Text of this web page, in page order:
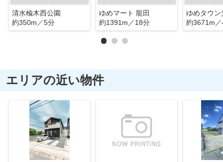
清水楡木西公園
約350m／5分
ゆめマート 龍田
約1391m／18分
ゆめタウン
約3671m
エリアの近い物件